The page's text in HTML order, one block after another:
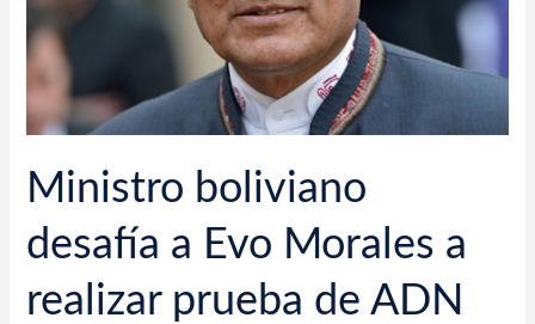
Ministro boliviano
desafía a Evo Morales a
realizar prueba de ADN
realizar
prueba
de
ADN
medio
de
acusaciones
de